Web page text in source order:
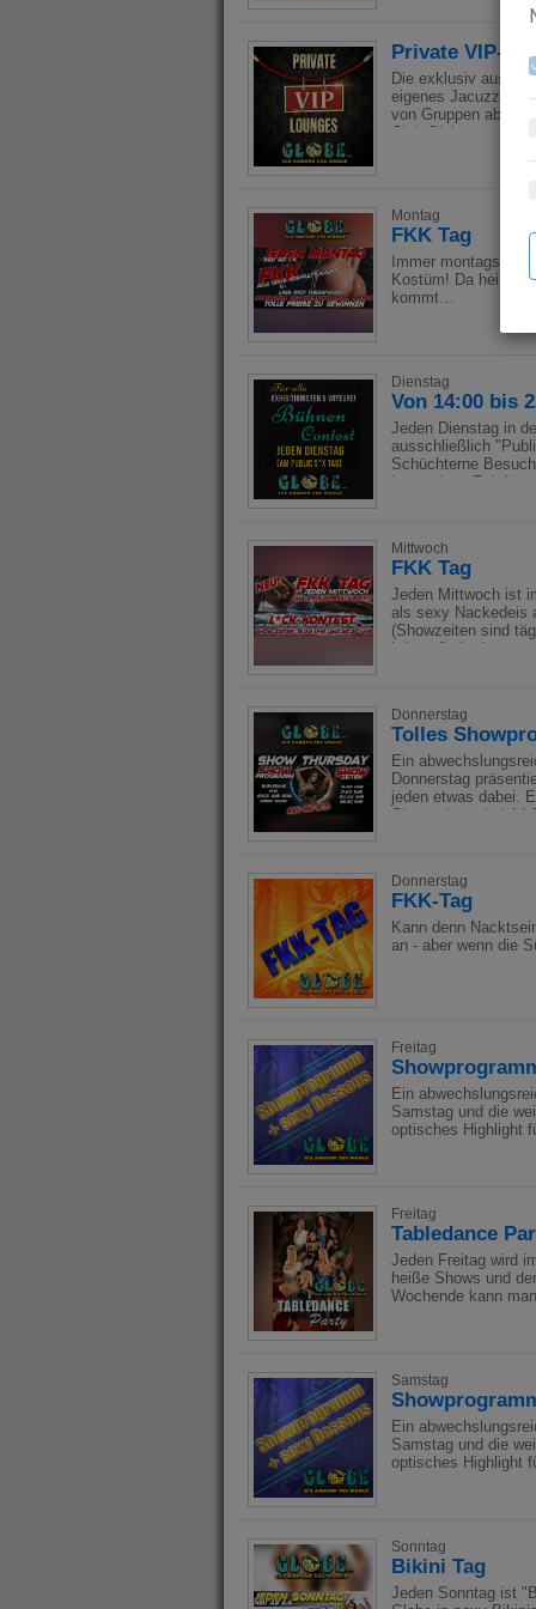
Private VIP-
Die exklusiv
eigenes Jacuzzi,
von Gruppen ab
Club Globe
Zufriedenheit der
Montag
FKK Tag
Immer montags
Kostüm! Da heißt
kommt…
Dienstag
Von 14:00 bis
Jeden Dienstag in
ausschließlich
Schüchterne
ist es dann Zeit für
Mittwoch
FKK Tag
Jeden Mittwoch ist
als sexy Nackedeis
(Showzeiten sind
bringt die Ladys am
Donnerstag
Tolles
Ein
Donnerstag
jeden etwas dabei.
Showzeiten sind
Donnerstag
FKK-Tag
Kann denn
an - aber wenn die
Freitag
Ein
Samstag und die
optisches Highlight
Freitag
Tabledance
Jeden Freitag wird
heiße Shows und
Wochende kann
Samstag
Ein
Samstag und die
optisches Highlight
Sonntag
Bikini Tag
Jeden Sonntag ist